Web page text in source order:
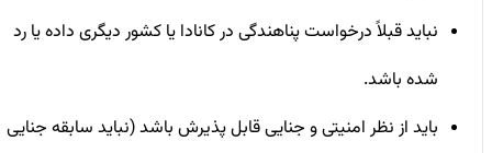
نباید قبلاً درخواست پناهندگی در کانادا یا کشور دیگری داده یا رد
شده باشد.
باید از نظر امنیتی و جنایی قابل پذیرش باشد (نباید سابقه جنایی